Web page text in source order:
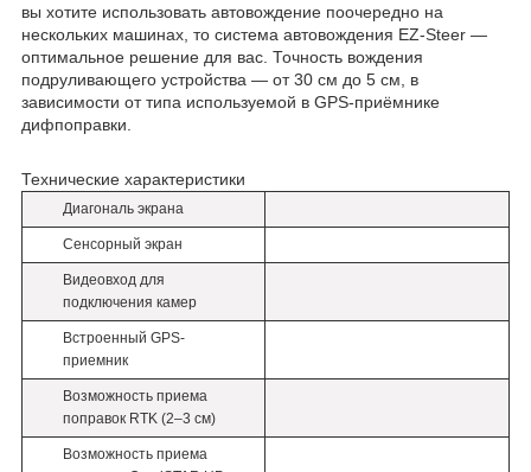
вы хотите использовать автовождение поочередно на
нескольких машинах, то система автовождения EZ-Steer —
оптимальное решение для вас. Точность вождения
подруливающего устройства — от 30 см до 5 см, в
зависимости от типа используемой в GPS-приёмнике
дифпоправки.
Технические характеристики
Диагональ экрана
Сенсорный экран
Видеовход для
подключения камер
Встроенный GPS-
приемник
Возможность приема
поправок RTK (2–3 см)
Возможность приема